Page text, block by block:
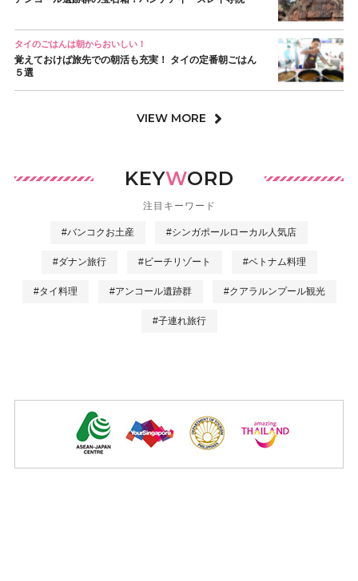
タイのごはんは朝からおいしい！
覚えておけば旅先での朝活も充実！ タイの定番朝ごはん
５選
VIEW MORE
KEYWORD
注目キーワード
#バンコクお土産 #シンガポールローカル人気店
#ダナン旅行 #ビーチリゾート #ベトナム料理
#タイ料理 #アンコール遺跡群 #クアラルンプール観光
#子連れ旅行